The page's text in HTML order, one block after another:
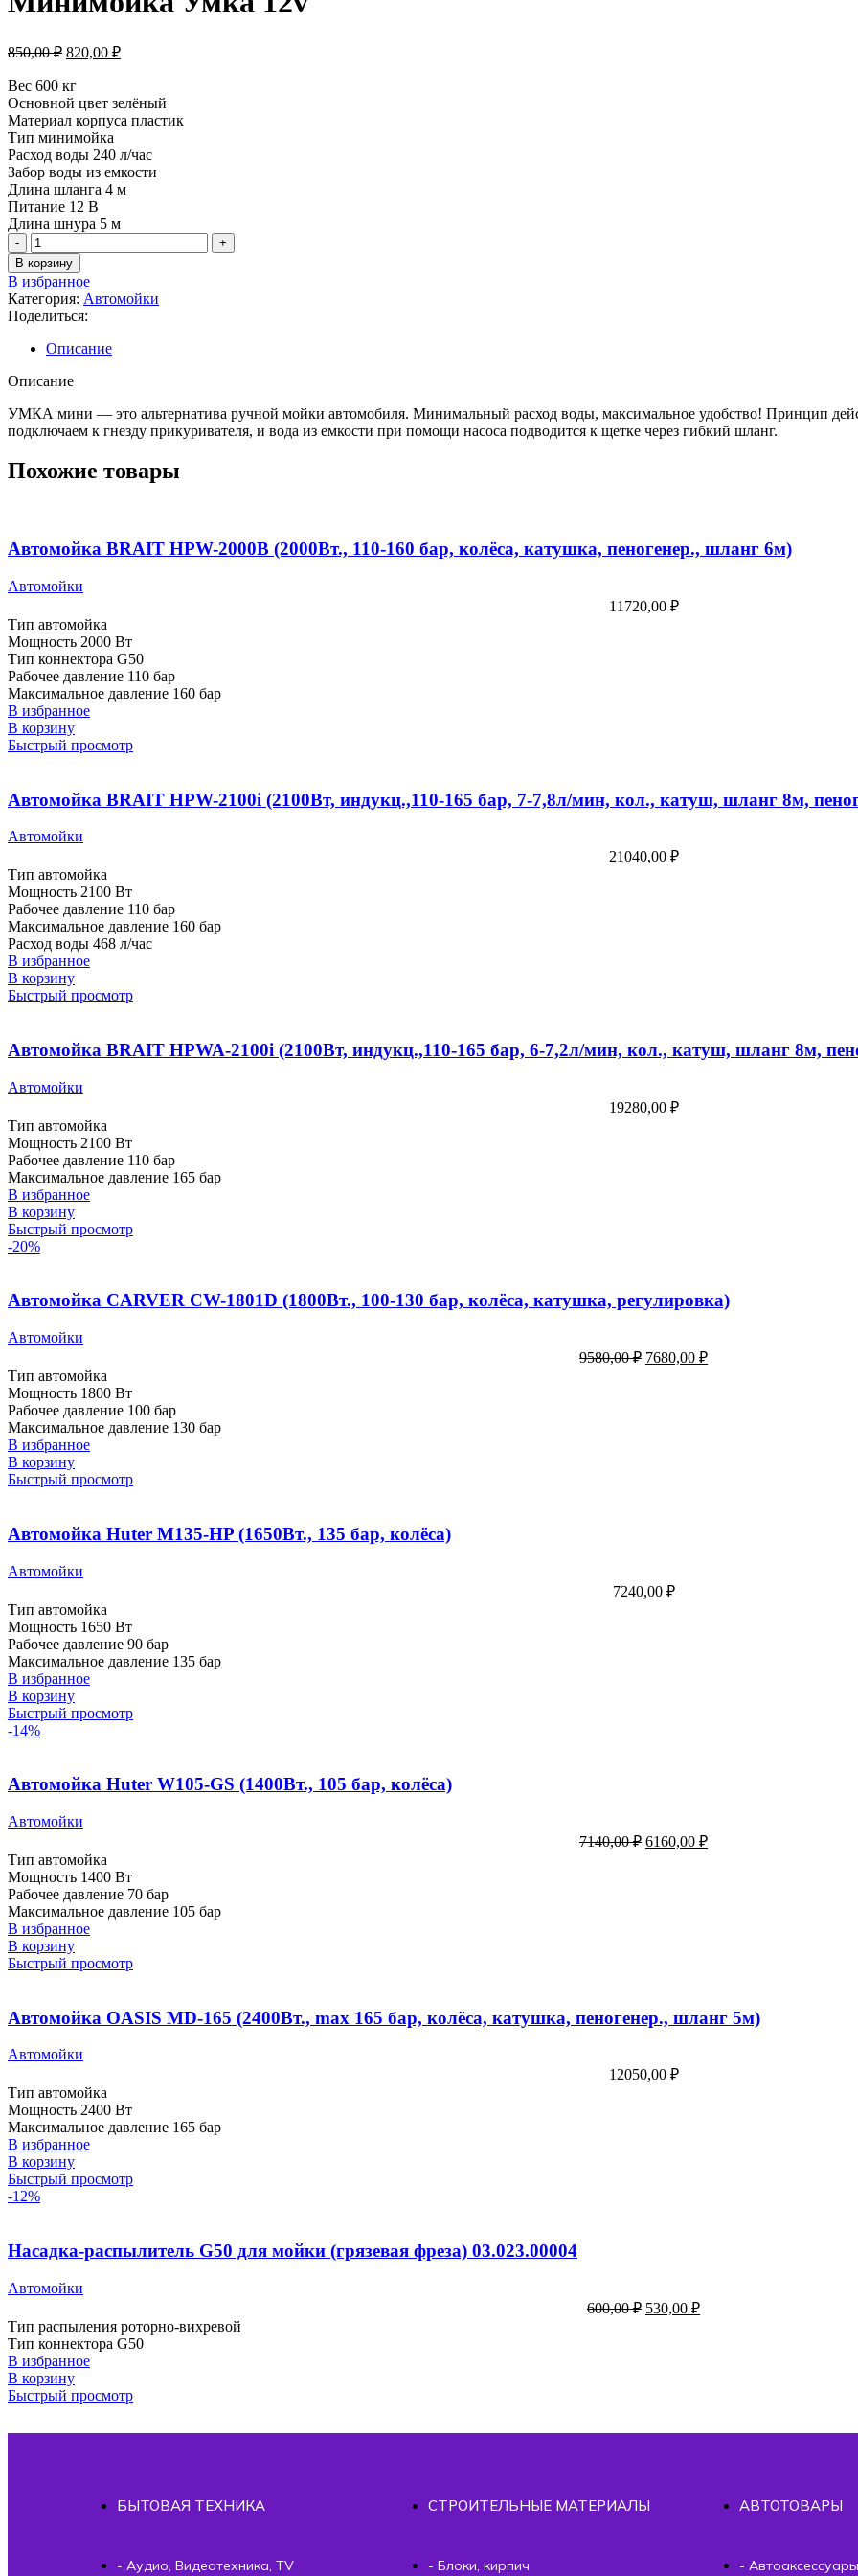
850,00₽ 820,00 ₽
Вес 600 кг
Основной цвет зелёный
Материал корпуса пластик
Тип минимойка
Расход воды 240 л/час
Забор воды из емкости
Длина шланга 4 м
Питание 12 В
Длина шнура 5 м
В корзину
В избранное
Категория: Автомойки
Поделиться:
Описание
Описание
УМКА мини — это альтернатива ручной мойки автомобиля. Минимальный расход воды, максимальное удобство! Принцип
подключаем к гнезду прикуривателя, и вода из емкости при помощи насоса подводится к щетке через гибкий шланг.
Похожие товары
Автомойка BRAIT HPW-2000B (2000Вт., 110-160 бар, колёса, катушка, пеногенер., шланг 6м)
Автомойки
11720,00 ₽
Тип автомойка
Мощность 2000 Вт
Тип коннектора G50
Рабочее давление 110 бар
Максимальное давление 160 бар
В избранное
В корзину
Быстрый просмотр
Автомойка BRAIT HPW-2100i (2100Вт, индукц.,110-165 бар, 7-7,8л/мин, кол., катуш, шланг 8м,
Автомойки
21040,00 ₽
Тип автомойка
Мощность 2100 Вт
Рабочее давление 110 бар
Максимальное давление 160 бар
Расход воды 468 л/час
В избранное
В корзину
Быстрый просмотр
Автомойка BRAIT HPWA-2100i (2100Вт, индукц.,110-165 бар, 6-7,2л/мин, кол., катуш, шланг 8м,
Автомойки
19280,00 ₽
Тип автомойка
Мощность 2100 Вт
Рабочее давление 110 бар
Максимальное давление 165 бар
В избранное
В корзину
Быстрый просмотр
-20%
Автомойка CARVER CW-1801D (1800Вт., 100-130 бар, колёса, катушка, регулировка)
Автомойки
9580,00₽ 7680,00 ₽
Тип автомойка
Мощность 1800 Вт
Рабочее давление 100 бар
Максимальное давление 130 бар
В избранное
В корзину
Быстрый просмотр
Автомойка Huter M135-HP (1650Вт., 135 бар, колёса)
Автомойки
7240,00 ₽
Тип автомойка
Мощность 1650 Вт
Рабочее давление 90 бар
Максимальное давление 135 бар
В избранное
В корзину
Быстрый просмотр
-14%
Автомойка Huter W105-GS (1400Вт., 105 бар, колёса)
Автомойки
7140,00₽ 6160,00 ₽
Тип автомойка
Мощность 1400 Вт
Рабочее давление 70 бар
Максимальное давление 105 бар
В избранное
В корзину
Быстрый просмотр
Автомойка OASIS MD-165 (2400Вт., max 165 бар, колёса, катушка, пеногенер., шланг 5м)
Автомойки
12050,00 ₽
Тип автомойка
Мощность 2400 Вт
Максимальное давление 165 бар
В избранное
В корзину
Быстрый просмотр
-12%
Насадка-распылитель G50 для мойки (грязевая фреза) 03.023.00004
Автомойки
600,00₽ 530,00 ₽
Тип распыления роторно-вихревой
Тип коннектора G50
В избранное
В корзину
Быстрый просмотр
БЫТОВАЯ ТЕХНИКА
- Аудио, Видеотехника, TV
СТРОИТЕЛЬНЫЕ МАТЕРИАЛЫ
- Блоки, кирпич
АВТОТОВАРЫ
- Автоаксессуары